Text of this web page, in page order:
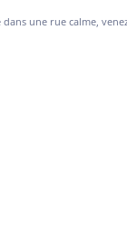
dans une rue calme,
refait à neuf,
compose d'une entrée
et équipée, un